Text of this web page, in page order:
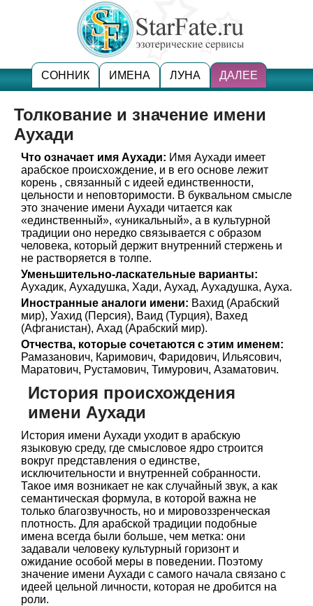
СОННИК ИМЕНА ЛУНА ДАЛЕЕ
Толкование и значение имени
Аухади
Что означает имя Аухади: Имя Аухади имеет
арабское происхождение, и в его основе лежит
корень , связанный с идеей единственности,
цельности и неповторимости. В буквальном смысле
это значение имени Аухади читается как
«единственный», «уникальный», а в культурной
традиции оно нередко связывается с образом
человека, который держит внутренний стержень и
не растворяется в толпе.
Уменьшительно-ласкательные варианты:
Аухадик, Аухадушка, Хади, Аухад, Аухадушка, Ауха.
Иностранные аналоги имени: Вахид (Арабский
мир), Уахид (Персия), Ваид (Турция), Вахед
(Афганистан), Ахад (Арабский мир).
Отчества, которые сочетаются с этим именем:
Рамазанович, Каримович, Фаридович, Ильясович,
Маратович, Рустамович, Тимурович, Азаматович.
История происхождения
имени Аухади
История имени Аухади уходит в арабскую
языковую среду, где смысловое ядро строится
вокруг представления о единстве,
исключительности и внутренней собранности.
Такое имя возникает не как случайный звук, а как
семантическая формула, в которой важна не
только благозвучность, но и мировоззренческая
плотность. Для арабской традиции подобные
имена всегда были больше, чем метка: они
задавали человеку культурный горизонт и
ожидание особой меры в поведении. Поэтому
значение имени Аухади с самого начала связано с
идеей цельной личности, которая не дробится на
роли.